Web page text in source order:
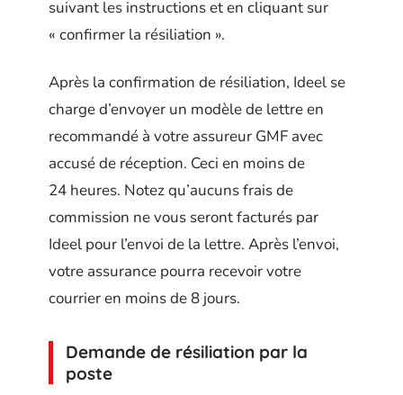
suivant les instructions et en cliquant sur
« confirmer la résiliation ».
Après la confirmation de résiliation, Ideel se
charge d’envoyer un modèle de lettre en
recommandé à votre assureur GMF avec
accusé de réception. Ceci en moins de
24 heures. Notez qu’aucuns frais de
commission ne vous seront facturés par
Ideel pour l’envoi de la lettre. Après l’envoi,
votre assurance pourra recevoir votre
courrier en moins de 8 jours.
Demande de résiliation par la
poste